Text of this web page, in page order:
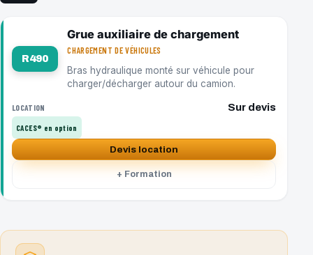
R490
Grue auxiliaire de chargement
CHARGEMENT DE VÉHICULES
Bras hydraulique monté sur véhicule pour
charger/décharger autour du camion.
LOCATION Sur devis
CACES® en option
Devis location
+ Formation